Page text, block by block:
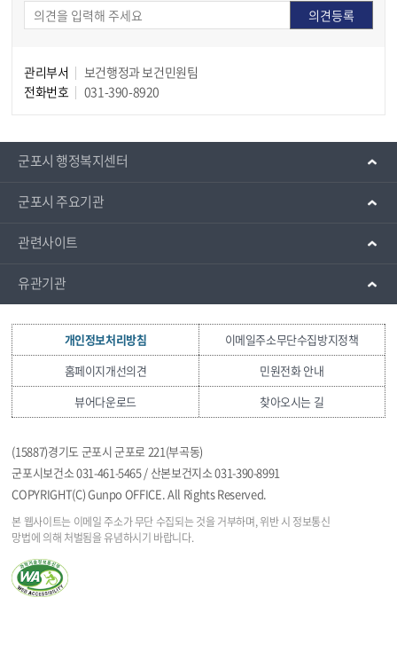
관리부서
보건행정과 보건민원팀
전화번호
031-390-8920
군포시 행정복지센터
군포시 주요기관
관련사이트
유관기관
개인정보처리방침
이메일주소무단수집방지정책
홈페이지개선의견
민원전화 안내
뷰어다운로드
찾아오시는 길
(15887)경기도 군포시 군포로 221(부곡동)
군포시보건소 031-461-5465 / 산본보건지소 031-390-8991
COPYRIGHT(C) Gunpo OFFICE. All Rights Reserved.
본 웹사이트는 이메일 주소가 무단 수집되는 것을거부하며, 위반 시 정보통신
망법에 의해 처벌됨을유념하시기 바랍니다.